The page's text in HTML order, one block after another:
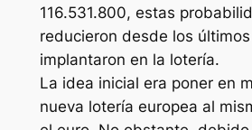
116.531.800, estas
reducieron desde los
implantaron en la lotería.
La idea inicial era poner en
nueva lotería europea al